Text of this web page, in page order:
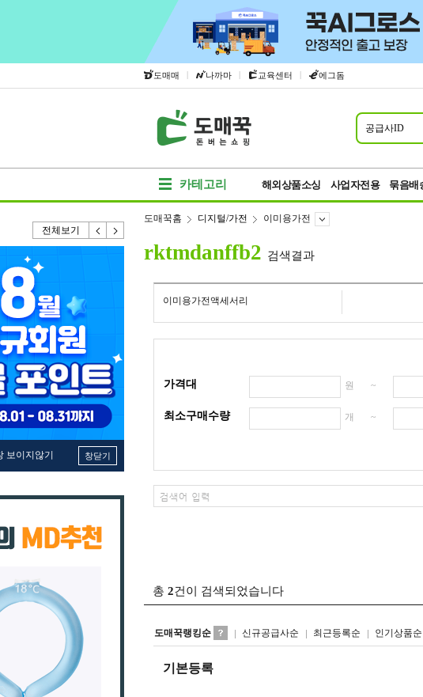
도매매 | 나까마 | 교육센터 | 에그돔
공급사ID
카테고리 해외상품소싱 사업자전용 묶음배
전체보기
보이지않기 창닫기
도매꾹홈 디지털/가전 이미용가전
rktmdanffb2 검색결과
이미용가전액세서리
가격대 원 ~
최소구매수량 개 ~
총 2건이 검색되었습니다
도매꾹랭킹순 신규공급사순 최근등록순 인기상품순
리스트형
갤러
기본등록